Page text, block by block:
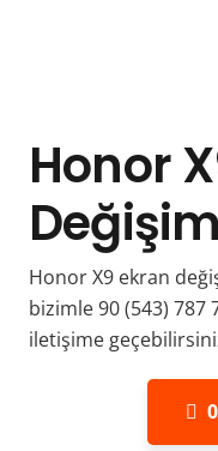
Honor
Honor X9 ekran
bizimle 90 (543) 787
iletişime